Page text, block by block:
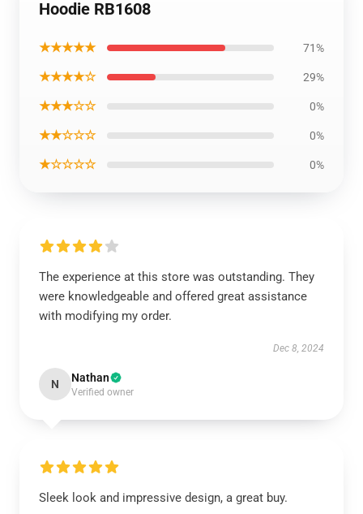
Hoodie RB1608
★★★★★ 71%
★★★★☆ 29%
★★★☆☆ 0%
★★☆☆☆ 0%
★☆☆☆☆ 0%
The experience at this store was outstanding. They
were knowledgeable and offered great assistance
with modifying my order.
Dec 8, 2024
N Nathan
Verified owner
Sleek look and impressive design, a great buy.